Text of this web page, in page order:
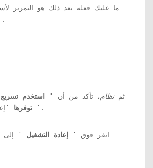
5. ثم نظام، تأكد من أن ' استخدم
توفرها '.
6. انقر فوق ' إعادة التشغيل ' إلى